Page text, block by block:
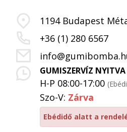
1194 Budapest
+36 (1) 280 6567
GUMISZERVÍZ
H-P 08:00-17:00
Szo-V: Zárva
Ebédidő alatt a